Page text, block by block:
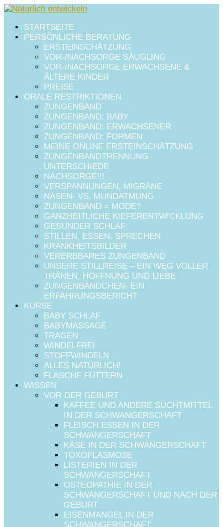
STARTSEITE
PERSÖNLICHE BERATUNG
ERSTEINSCHÄTZUNG
VOR-/NACHSORGE SÄUGLING
VOR-/NACHSORGE ERWACHSENE &
ÄLTERE KINDER
PREISE
ORALE RESTRIKTIONEN
ZUNGENBAND
ZUNGENBAND: BABY
ZUNGENBAND: ERWACHSENER
ZUNGENBAND: FORMEN
MEINE ONLINE ERSTEINSCHÄTZUNG
ZUNGENBANDTRENNUNG –
UNTERSCHIEDE
NACHSORGE!!!
VERSPANNUNGEN, MIGRÄNE
NASEN- VS. MUNDATMUNG
ZUNGENBAND = MODE?
GANZHEITLICHE KIEFERENTWICKLUNG
GESUNDER SCHLAF
STILLEN, ESSEN, SPRECHEN
KRANKHEITSBILDER
VERERBBARES ZUNGENBAND
UNSERE STILLREISE – EIN WEG VOLLER
TRÄNEN, HOFFNUNG UND LIEBE
ZUNGENBÄNDCHEN- EIN
ERFAHRUNGSBERICHT
KURSE
BABY SCHLAF
BABYMASSAGE
TRAGEN
WINDELFREI
STOFFWINDELN
ALLES NATÜRLICH!
FLASCHE FÜTTERN
WISSEN
VOR DER GEBURT
KAFFEE UND ANDERE SUCHTMITTEL
IN DER SCHWANGERSCHAFT
FLEISCH ESSEN IN DER
SCHWANGERSCHAFT
KÄSE IN DER SCHWANGERSCHAFT
TOXOPLASMOSE
LISTERIEN IN DER
SCHWANGERSCHAFT
OSTEOPATHIE IN DER
SCHWANGERSCHAFT UND NACH DER
GEBURT
EISENMANGEL IN DER
SCHWANGERSCHAFT